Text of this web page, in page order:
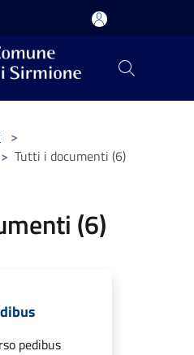
>
> Tutti i documenti (6)
(6)
pedibus